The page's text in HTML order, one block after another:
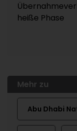
heiße Phase
Mehr zu
Abu Dhabi